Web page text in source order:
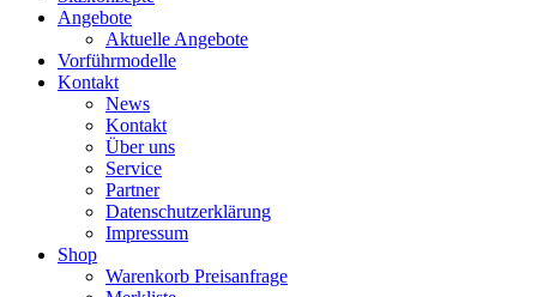
Angebote
Aktuelle Angebote
Vorführmodelle
Kontakt
News
Kontakt
Über uns
Service
Partner
Datenschutzerklärung
Impressum
Shop
Warenkorb Preisanfrage